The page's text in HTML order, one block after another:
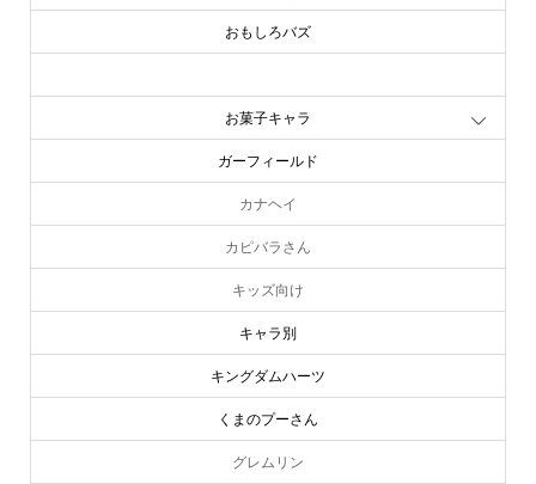
おもしろバズ
お菓子キャラ
ガーフィールド
カナヘイ
カピバラさん
キッズ向け
キャラ別
キングダムハーツ
くまのプーさん
グレムリン